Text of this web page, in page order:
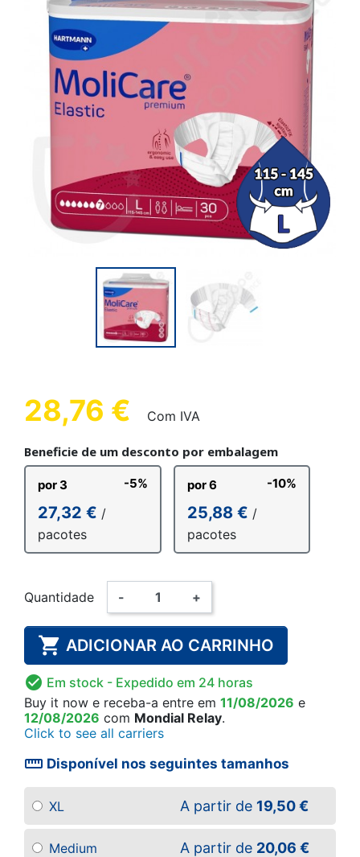
28,76 € Com IVA
Beneficie de um desconto por embalagem
por 3 -5%
27,32 € /
pacotes
por 6 -10%
25,88 € /
pacotes
Quantidade - +
 ADICIONAR AO CARRINHO
 Em stock - Expedido em 24 horas
Buy it now e receba-a entre em 11/08/2026 e
12/08/2026 com Mondial Relay.
Click to see all carriers
straighten Disponível nos seguintes tamanhos
XL A partir de 19,50 €
Medium A partir de 20,06 €